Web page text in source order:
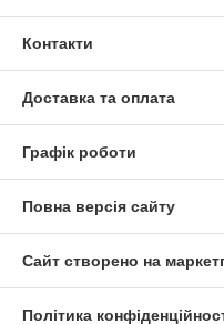
Контакти
Доставка та оплата
Графік роботи
Повна версія сайту
Сайт створено на
Політика